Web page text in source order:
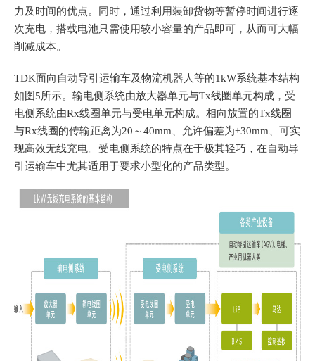
力及时间的优点。同时，通过利用装卸货物等暂停时间进行逐
次充电，搭载电池只需使用较小容量的产品即可，从而可大幅
削减成本。
TDK面向自动导引运输车及物流机器人等的1kW系统基本结构
如图5所示。输电侧系统由放大器单元与Tx线圈单元构成，受
电侧系统由Rx线圈单元与受电单元构成。相向放置的Tx线圈
与Rx线圈的传输距离为20～40mm、允许偏差为±30mm、可实
现高效无线充电。受电侧系统的特点在于极其轻巧，在自动导
引运输车中尤其适用于要求小型化的产品类型。